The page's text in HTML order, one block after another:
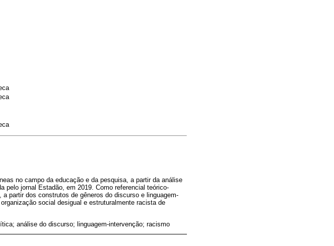
no campo da educação e da pesquisa, a partir da análise
pelo jornal Estadão, em 2019. Como referencial teórico-
partir dos construtos de gêneros do discurso e linguagem-
social desigual e estruturalmente racista de
análise do discurso; linguagem-intervenção; racismo